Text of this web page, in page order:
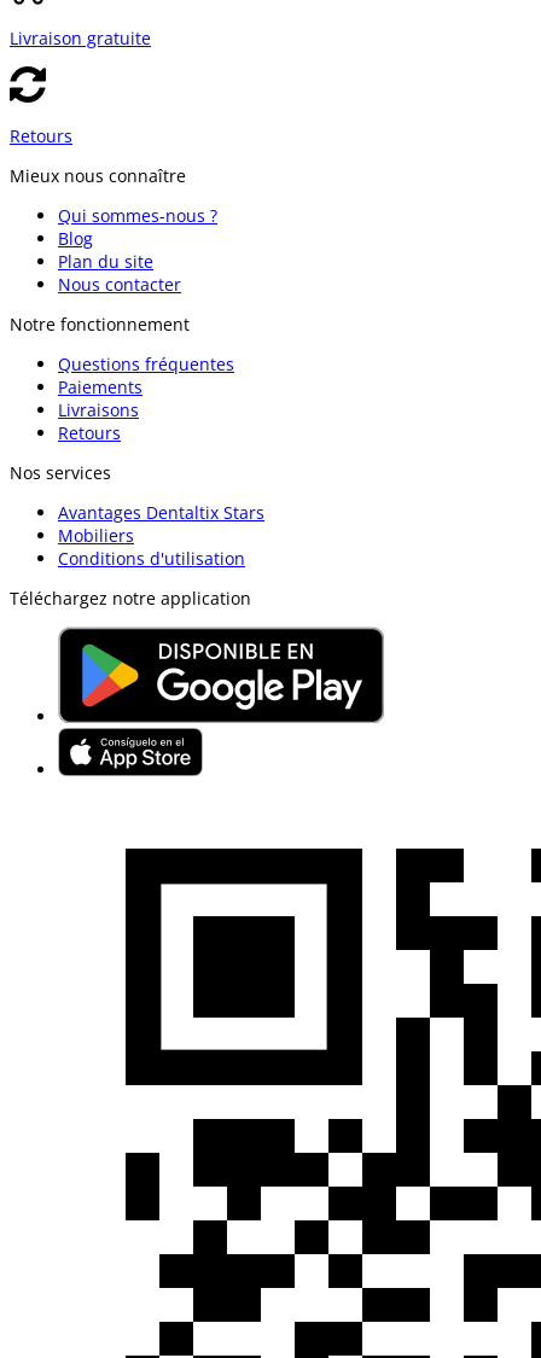
Livraison gratuite
Retours
Mieux nous connaître
Qui sommes-nous ?
Blog
Plan du site
Nous contacter
Notre fonctionnement
Questions fréquentes
Paiements
Livraisons
Retours
Nos services
Avantages Dentaltix Stars
Mobiliers
Conditions d'utilisation
Téléchargez notre application